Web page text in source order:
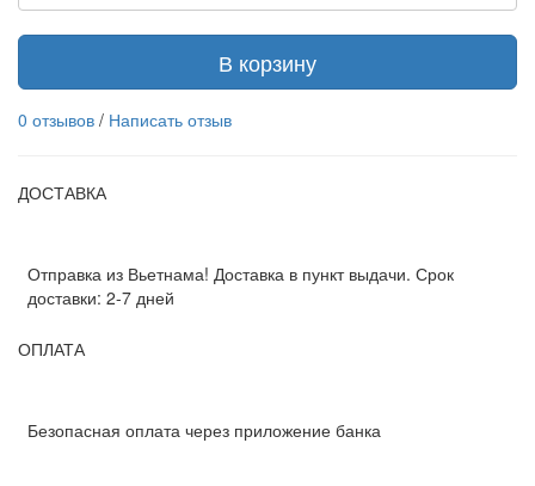
В корзину
0 отзывов / Написать отзыв
ДОСТАВКА
Отправка из Вьетнама! Доставка в пункт выдачи. Срок
доставки: 2-7 дней
ОПЛАТА
Безопасная оплата через приложение банка